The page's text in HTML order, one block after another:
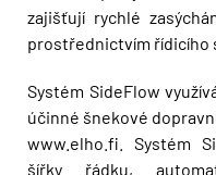
zajišťují rychlé
prostřednictvím řídicího
Systém SideFlow
účinné šnekové
www.elho.fi. Systém
šířky řádku,